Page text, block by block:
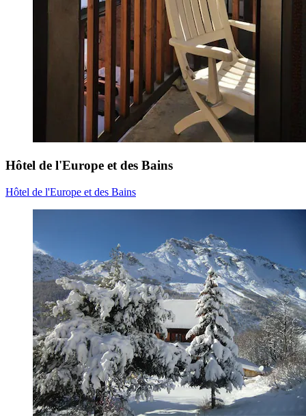
Hôtel de l'Europe et des Bains
Hôtel de l'Europe et des Bains